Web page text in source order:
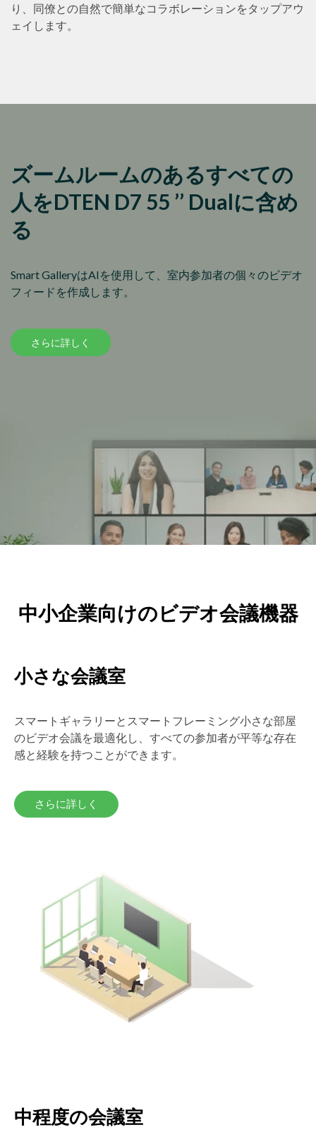
り、同僚との自然で簡単なコラボレーションをタップアウ
ェイします。
ズームルームのあるすべての
人をDTEN D7 55 ’’ Dualに含め
る
Smart GalleryはAIを使用して、室内参加者の個々のビデオ
フィードを作成します。
さらに詳しく
中小企業向けのビデオ会議機器
小さな会議室
スマートギャラリーとスマートフレーミング小さな部屋
のビデオ会議を最適化し、すべての参加者が平等な存在
感と経験を持つことができます。
さらに詳しく
中程度の会議室